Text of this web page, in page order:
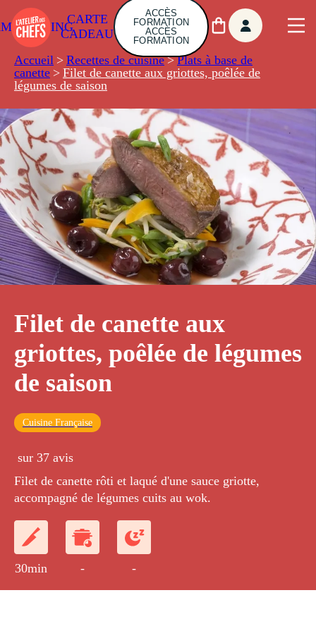
CARTE
CADEAU
ACCÈS
FORMATION
ACCÈS
FORMATION
Accueil > Recettes de cuisine > Plats à base de
canette > Filet de canette aux griottes, poêlée de
légumes de saison
Filet de canette aux
griottes, poêlée de légumes
de saison
Cuisine Française
sur 37 avis
Filet de canette rôti et laqué d'une sauce griotte,
accompagné de légumes cuits au wok.
30min - -